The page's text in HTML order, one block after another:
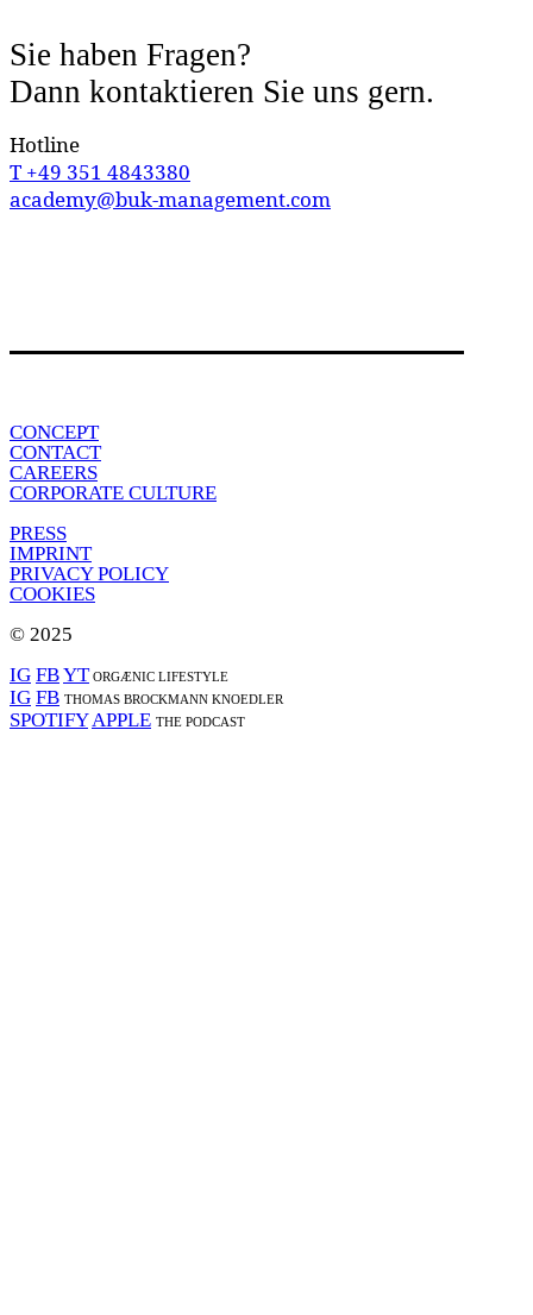
Sie haben Fragen?
Dann kontaktieren Sie uns gern.
Hotline
T +49 351 4843380
academy@buk-management.com
CONCEPT
CONTACT
CAREERS
CORPORATE CULTURE
PRESS
IMPRINT
PRIVACY POLICY
COOKIES
© 2025
IG FBYTORGÆNIC LIFESTYLE
IG FB THOMAS BROCKMANN KNOEDLER
SPOTIFYAPPLE THE PODCAST